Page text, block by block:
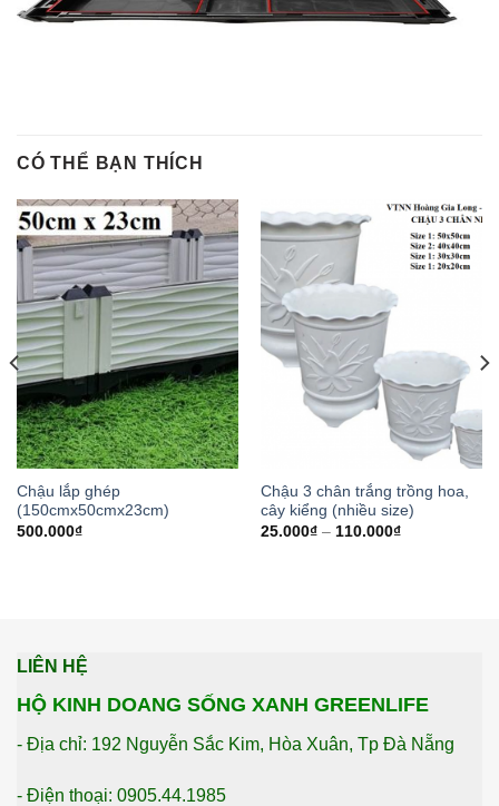
CÓ THỂ BẠN THÍCH
Chậu lắp ghép
(150cmx50cmx23cm)
500.000₫
Chậu 3 chân trắng trồng hoa,
cây kiểng (nhiều size)
25.000₫– 110.000₫
LIÊN HỆ
HỘ KINH DOANG SỐNG XANH GREENLIFE
- Địa chỉ: 192 Nguyễn Sắc Kim, Hòa Xuân, Tp Đà Nẵng
- Điện thoại: 0905.44.1985